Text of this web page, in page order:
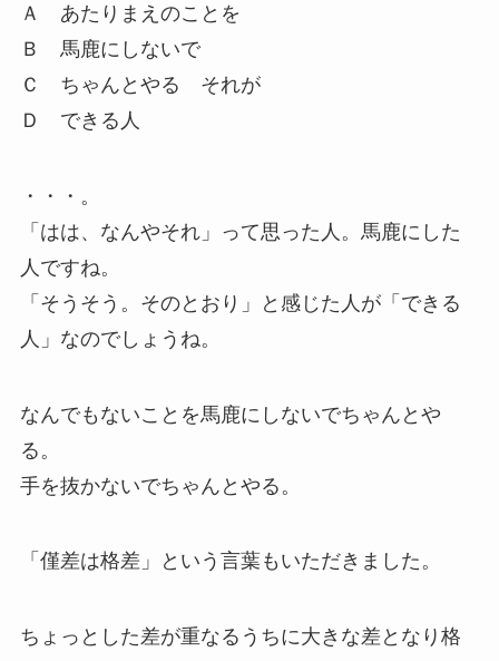
Ａ あたりまえのことを
Ｂ 馬鹿にしないで
Ｃ ちゃんとやる それが
Ｄ できる人
・・・。
「はは、なんやそれ」って思った人。馬鹿にした
人ですね。
「そうそう。そのとおり」と感じた人が「できる
人」なのでしょうね。
なんでもないことを馬鹿にしないでちゃんとや
る。
手を抜かないでちゃんとやる。
「僅差は格差」という言葉もいただきました。
ちょっとした差が重なるうちに大きな差となり格